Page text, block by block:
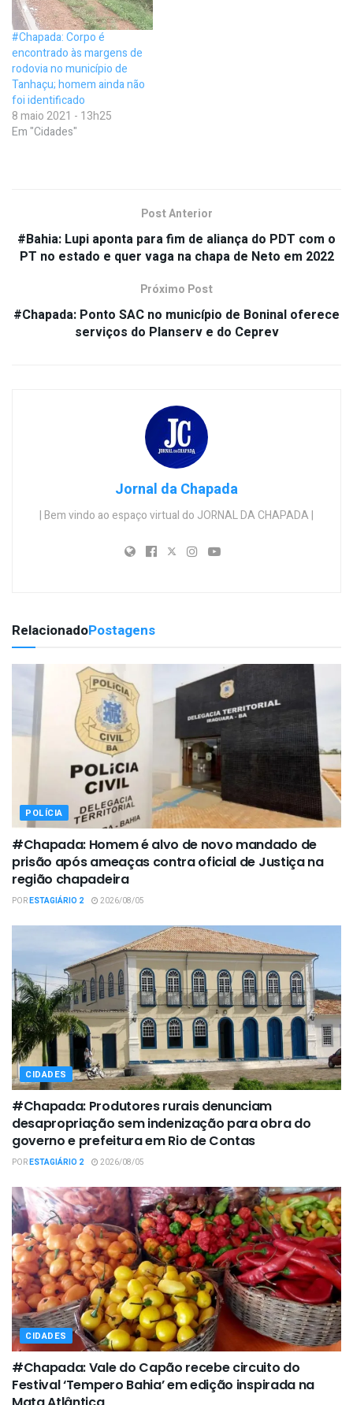
#Chapada: Corpo é
encontrado às margens de
rodovia no município de
Tanhaçu; homem ainda não
foi identificado
8 maio 2021 - 13h25
Em "Cidades"
Post Anterior
#Bahia: Lupi aponta para fim de aliança do PDT com o
PT no estado e quer vaga na chapa de Neto em 2022
Próximo Post
#Chapada: Ponto SAC no município de Boninal oferece
serviços do Planserv e do Ceprev
Jornal da Chapada
| Bem vindo ao espaço virtual do JORNAL DA CHAPADA |
RelacionadoPostagens
POLÍCIA
#Chapada: Homem é alvo de novo mandado de
prisão após ameaças contra oficial de Justiça na
região chapadeira
PORESTAGIÁRIO 2 2026/08/05
CIDADES
#Chapada: Produtores rurais denunciam
desapropriação sem indenização para obra do
governo e prefeitura em Rio de Contas
PORESTAGIÁRIO 2 2026/08/05
CIDADES
#Chapada: Vale do Capão recebe circuito do
Festival ‘Tempero Bahia’ em edição inspirada na